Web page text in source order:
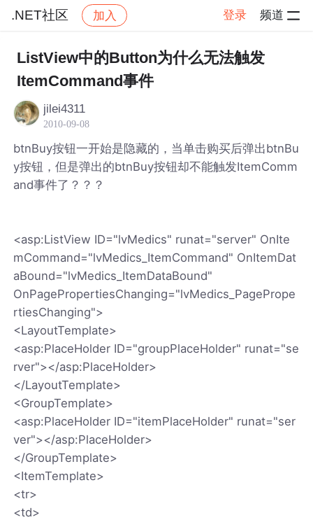
.NET社区 加入 登录 频道
社区 .NET社区 帖子详情
ListView中的Button为什么无法触发
ItemCommand事件
jilei4311
2010-09-08
btnBuy按钮一开始是隐藏的，当单击购买后弹出btnBu
y按钮，但是弹出的btnBuy按钮却不能触发ItemComm
and事件了？？？
<asp:ListView ID="lvMedics" runat="server" OnIte
mCommand="lvMedics_ItemCommand" OnItemDat
aBound="lvMedics_ItemDataBound"
OnPagePropertiesChanging="lvMedics_PagePrope
rtiesChanging">
<LayoutTemplate>
<asp:PlaceHolder ID="groupPlaceHolder" runat="se
rver"></asp:PlaceHolder>
</LayoutTemplate>
<GroupTemplate>
<asp:PlaceHolder ID="itemPlaceHolder" runat="ser
ver"></asp:PlaceHolder>
</GroupTemplate>
<ItemTemplate>
<tr>
<td>